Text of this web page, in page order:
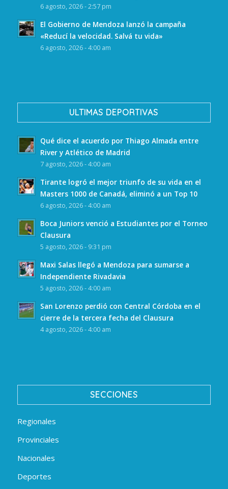
6 agosto, 2026 - 2:57 pm
El Gobierno de Mendoza lanzó la campaña
«Reducí la velocidad. Salvá tu vida»
6 agosto, 2026 - 4:00 am
ULTIMAS DEPORTIVAS
Qué dice el acuerdo por Thiago Almada entre
River y Atlético de Madrid
7 agosto, 2026 - 4:00 am
Tirante logró el mejor triunfo de su vida en el
Masters 1000 de Canadá, eliminó a un Top 10
6 agosto, 2026 - 4:00 am
Boca Juniors venció a Estudiantes por el Torneo
Clausura
5 agosto, 2026 - 9:31 pm
Maxi Salas llegó a Mendoza para sumarse a
Independiente Rivadavia
5 agosto, 2026 - 4:00 am
San Lorenzo perdió con Central Córdoba en el
cierre de la tercera fecha del Clausura
4 agosto, 2026 - 4:00 am
SECCIONES
Regionales
Provinciales
Nacionales
Deportes